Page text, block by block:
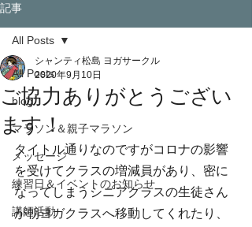
記事
All Posts
blog
マラソン＆親子マラソン
メッセージ
練習日＆イベントのお知らせ
講師活動
All Posts
ご協力ありがとうござい
ます！
シャンティ松島 ヨガサークル
2020年9月10日
タイトル通りなのですがコロナの影響
を受けてクラスの増減員があり、密に
なってしまうシニアクラスの生徒さん
が朝ヨガクラスへ移動してくれたり、